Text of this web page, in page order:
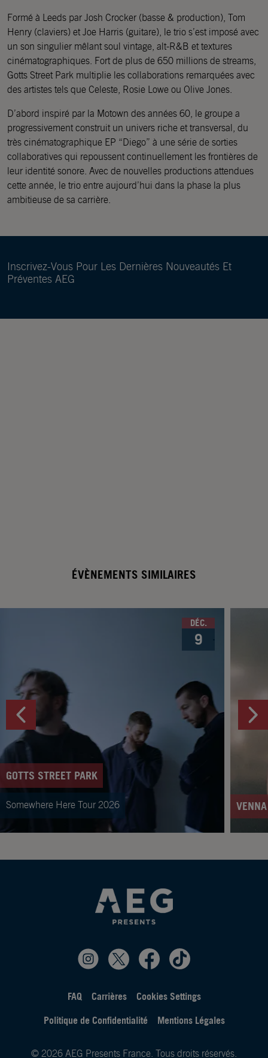
Formé à Leeds par Josh Crocker (basse & production), Tom
Henry (claviers) et Joe Harris (guitare), le trio s’est imposé avec
un son singulier mêlant soul vintage, alt-R&B et textures
cinématographiques. Fort de plus de 650 millions de streams,
Gotts Street Park multiplie les collaborations remarquées avec
des artistes tels que Celeste, Rosie Lowe ou Olive Jones.
D’abord inspiré par la Motown des années 60, le groupe a
progressivement construit un univers riche et transversal, du
très cinématographique EP “Diego” à une série de sorties
collaboratives qui repoussent continuellement les frontières de
leur identité sonore. Avec de nouvelles productions attendues
cette année, le trio entre aujourd’hui dans la phase la plus
ambitieuse de sa carrière.
Inscrivez-Vous Pour Les Dernières Nouveautés Et
Préventes AEG
ÉVÈNEMENTS SIMILAIRES
GOTTS STREET PARK
Somewhere Here Tour 2026
DÉC.
9
VENNA
FAQ Carrières
Cookies Settings
Politique de Confidentialité
Mentions Légales
© 2026 AEG Presents France. Tous droits réservés.